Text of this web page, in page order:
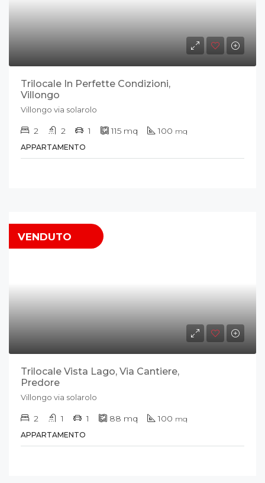
Trilocale In Perfette Condizioni,
Villongo
Villongo via solarolo
2 2 1 115 mq 100 mq
APPARTAMENTO
VENDUTO
Trilocale Vista Lago, Via Cantiere,
Predore
Villongo via solarolo
2 1 1 88 mq 100 mq
APPARTAMENTO